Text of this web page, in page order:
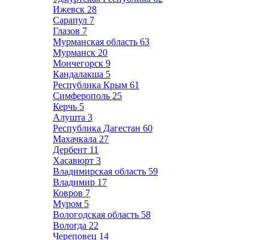
Ижевск 28
Сарапул 7
Глазов 7
Мурманская область 63
Мурманск 20
Мончегорск 9
Кандалакша 5
Республика Крым 61
Симферополь 25
Керчь 5
Алушта 3
Республика Дагестан 60
Махачкала 27
Дербент 11
Хасавюрт 3
Владимирская область 59
Владимир 17
Ковров 7
Муром 5
Вологодская область 58
Вологда 22
Череповец 14